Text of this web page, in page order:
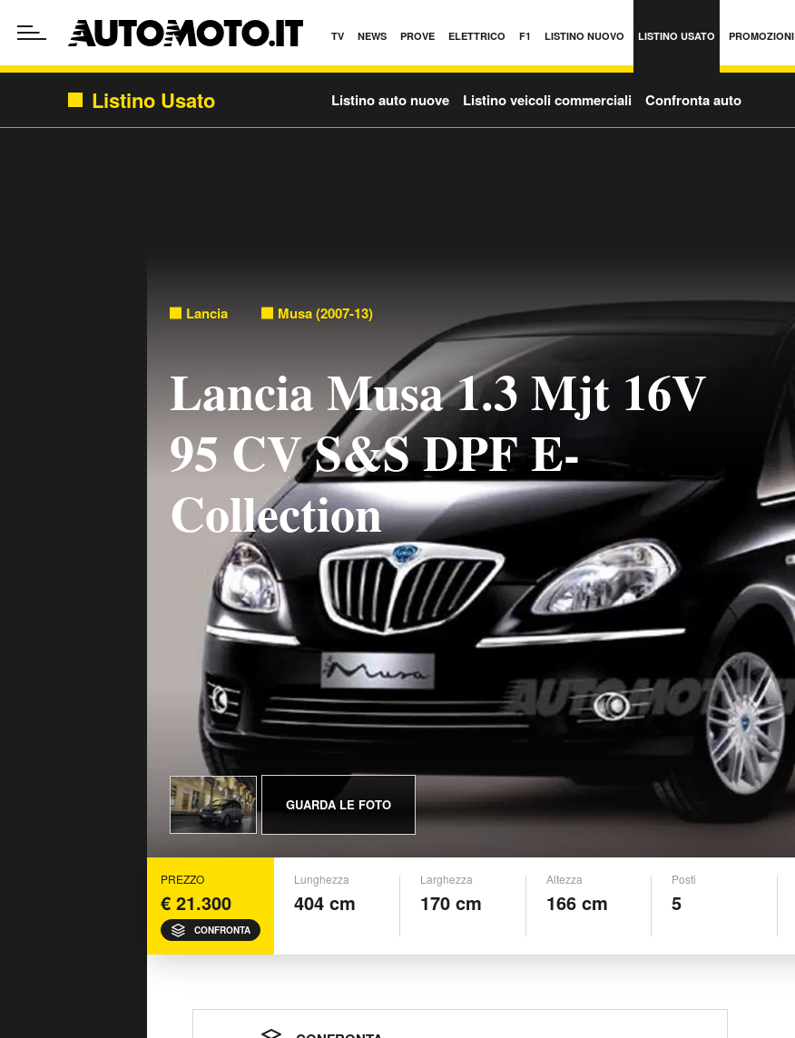
TV NEWS PROVE ELETTRICO F1 LISTINO NUOVO LISTINO USATO PROMOZIONI
Listino Usato Listino auto nuove Listino veicoli commerciali Confronta auto
Lancia Musa (2007-13)
Lancia Musa 1.3 Mjt 16V
95 CV S&S DPF E-
Collection
GUARDA LE FOTO
PREZZO
€ 21.300
CONFRONTA
Lunghezza
404 cm
Larghezza
170 cm
Altezza
166 cm
Posti
5